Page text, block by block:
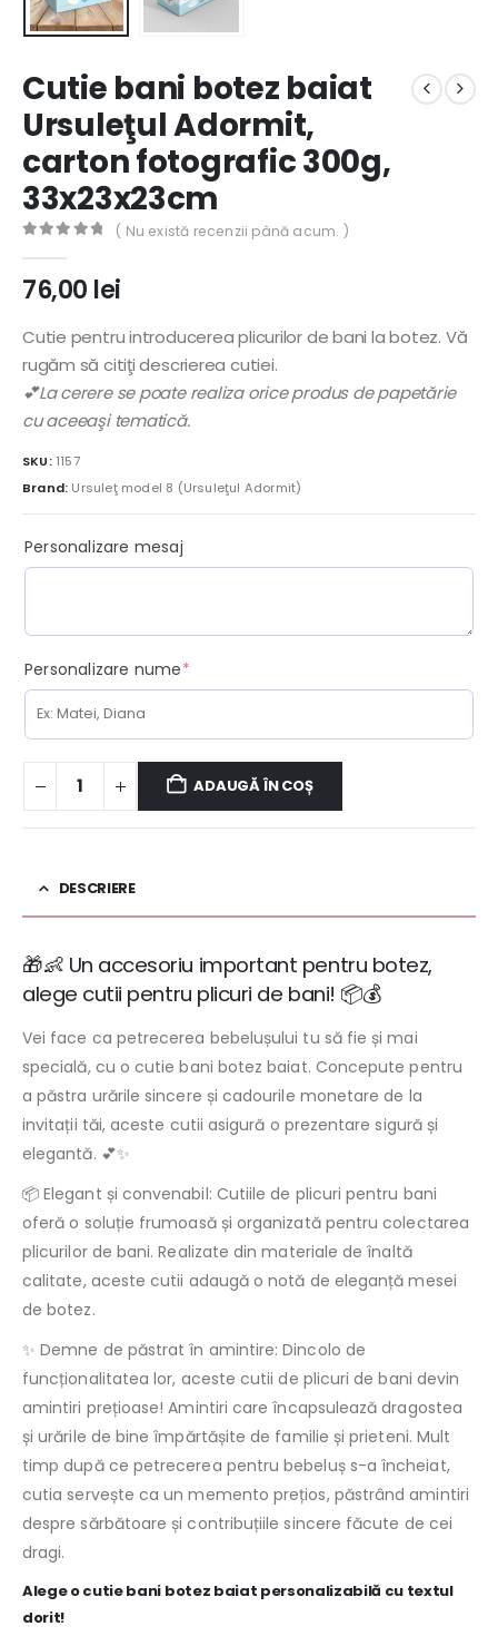
Cutie bani botez baiat
Ursuleţul Adormit,
carton fotografic 300g,
33x23x23cm
( Nu există recenzii până acum. )
76,00 lei
Cutie pentru introducerea plicurilor de bani la botez. Vă
rugăm să citiţi descrierea cutiei.
💕La cerere se poate realiza orice produs de papetărie
cu aceeaşi tematică.
SKU: 1157
Brand: Ursuleţ model 8 (Ursuleţul Adormit)
Personalizare mesaj
Personalizare nume*(required)
ADAUGĂ ÎN COȘ
DESCRIERE
🎁👶 Un accesoriu important pentru botez,
alege cutii pentru plicuri de bani! 📦💰
Vei face ca petrecerea bebelușului tu să fie și mai
specială, cu o cutie bani botez baiat. Concepute pentru
a păstra urările sincere și cadourile monetare de la
invitații tăi, aceste cutii asigură o prezentare sigură și
elegantă. 💕✨
📦 Elegant și convenabil: Cutiile de plicuri pentru bani
oferă o soluție frumoasă și organizată pentru colectarea
plicurilor de bani. Realizate din materiale de înaltă
calitate, aceste cutii adaugă o notă de eleganță mesei
de botez.
✨ Demne de păstrat în amintire: Dincolo de
funcționalitatea lor, aceste cutii de plicuri de bani devin
amintiri prețioase! Amintiri care încapsulează dragostea
și urările de bine împărtășite de familie și prieteni. Mult
timp după ce petrecerea pentru bebeluș s-a încheiat,
cutia servește ca un memento prețios, păstrând amintiri
despre sărbătoare și contribuțiile sincere făcute de cei
dragi.
Alege o cutie bani botez baiat personalizabilă cu textul
dorit!